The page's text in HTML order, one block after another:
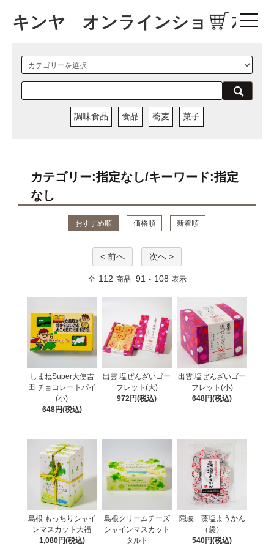
キンヤ オンラインショップ
調味食品 食品 蕎麦 菓子
カテゴリー:指定なし/キーワード:指定
なし
おすすめ順 価格順 新着順
< 前へ 次へ >
全 112 商品 91 - 108 表示
しまねSuper大使吉
田 チョコレートパイ
(小)
648円(税込)
出雲 塩ぜんざいゴー
フレット(大)
972円(税込)
出雲 塩ぜんざいゴー
フレット(小)
648円(税込)
島根 もっちりシャイ
ンマスカット大福
1,080円(税込)
島根クリームチーズ
シャインマスカット
タルト
隠岐 藻塩ようかん
（袋）
540円(税込)